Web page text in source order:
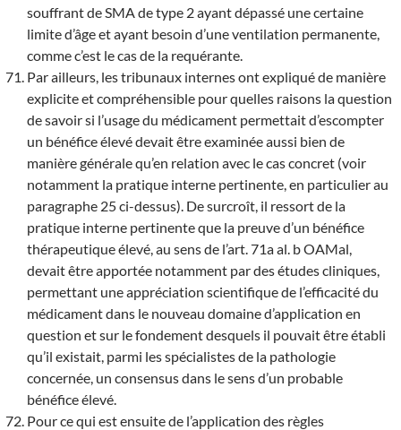
souffrant de SMA de type 2 ayant dépassé une certaine
limite d’âge et ayant besoin d’une ventilation permanente,
comme c’est le cas de la requérante.
Par ailleurs, les tribunaux internes ont expliqué de manière
explicite et compréhensible pour quelles raisons la question
de savoir si l’usage du médicament permettait d’escompter
un bénéfice élevé devait être examinée aussi bien de
manière générale qu’en relation avec le cas concret (voir
notamment la pratique interne pertinente, en particulier au
paragraphe 25 ci-dessus). De surcroît, il ressort de la
pratique interne pertinente que la preuve d’un bénéfice
thérapeutique élevé, au sens de l’art. 71a al. b OAMal,
devait être apportée notamment par des études cliniques,
permettant une appréciation scientifique de l’efficacité du
médicament dans le nouveau domaine d’application en
question et sur le fondement desquels il pouvait être établi
qu’il existait, parmi les spécialistes de la pathologie
concernée, un consensus dans le sens d’un probable
bénéfice élevé.
Pour ce qui est ensuite de l’application des règles